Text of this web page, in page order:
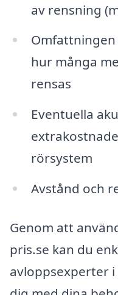
av rensning
hur många
rensas
Eventuella
rörsystem
Avstånd och
Genom att
pris.se kan du
avloppsexperter i